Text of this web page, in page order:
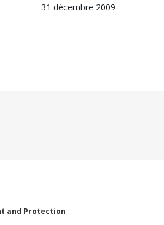
31 décembre 2009
and Protection